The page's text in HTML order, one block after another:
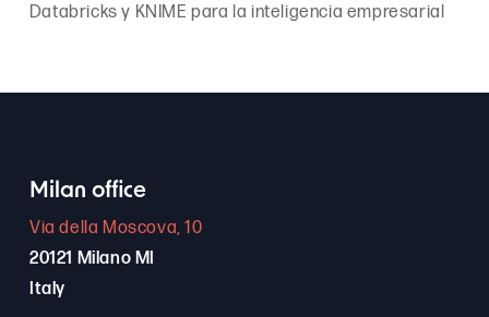
Databricks y KNIME para la inteligencia empresarial
Milan office
Via della Moscova, 10
20121 Milano MI
Italy